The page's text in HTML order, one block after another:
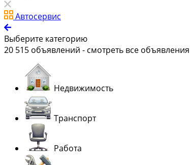
Автосервис
Выберите категорию
20 515 объявлений - смотреть все объявления
Недвижимость
Транспорт
Работа